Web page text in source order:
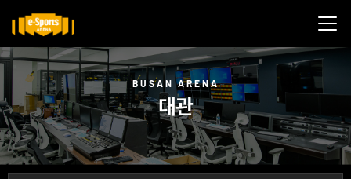
BUSAN ARENA
대관